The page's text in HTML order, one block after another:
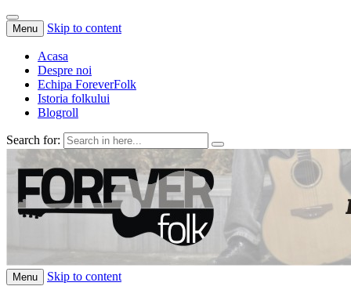
Menu Skip to content
Acasa
Despre noi
Echipa ForeverFolk
Istoria folkului
Blogroll
Search for:
ForeverFolk
Muzica sufletului tau
Menu Skip to content